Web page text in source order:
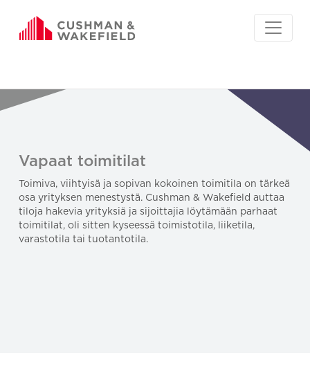
Vapaat toimitilat
Toimiva, viihtyisä ja sopivan kokoinen toimitila on tärkeä
osa yrityksen menestystä. Cushman & Wakefield auttaa
tiloja hakevia yrityksiä ja sijoittajia löytämään parhaat
toimitilat, oli sitten kyseessä toimistotila, liiketila,
varastotila tai tuotantotila.